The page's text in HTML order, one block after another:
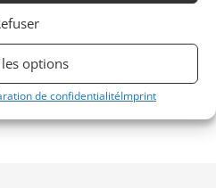
options
de confidentialitéImprint